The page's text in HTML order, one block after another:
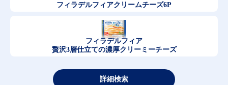
フィラデルフィアクリームチーズ6P
フィラデルフィア
贅沢3層仕立ての濃厚クリーミーチーズ
詳細検索